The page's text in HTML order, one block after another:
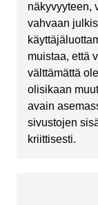
näkyvyyteen,
vahvaan
muistaa, että
välttämättä
olisikaan
avain
sivustojen
kriittisesti.